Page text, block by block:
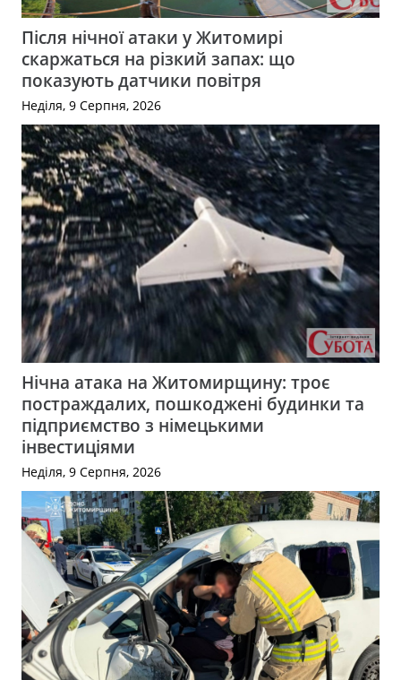
Після нічної атаки у Житомирі
скаржаться на різкий запах: що
показують датчики повітря
Неділя, 9 Серпня, 2026
Нічна атака на Житомирщину: троє
постраждалих, пошкоджені будинки та
підприємство з німецькими
інвестиціями
Неділя, 9 Серпня, 2026